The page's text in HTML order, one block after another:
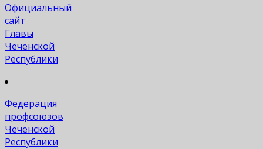
Официальный
сайт
Главы
Чеченской
Республики
Федерация
профсоюзов
Чеченской
Республики